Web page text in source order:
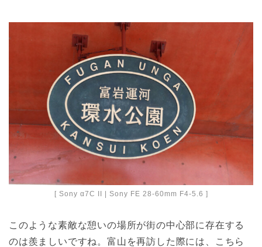
[ Sony α7C II | Sony FE 28-60mm F4-5.6 ]
このような素敵な憩いの場所が街の中心部に存在する
のは羨ましいですね。富山を再訪した際には、こちら